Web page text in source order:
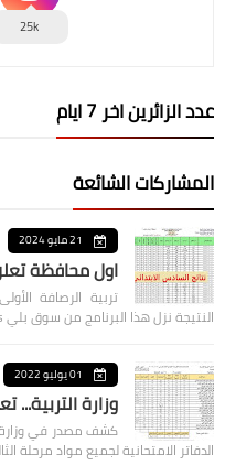
25k
عدد الزائرين اخر 7 ايام
المشاركات الشائعة
21 مايو 2024
اول محافظة
تربية الرصافة
النتيجة نزل هذا البرنامج من سوق بلي https://play.google.com/s…
01 يوليو 2022
وزارة التربية...
كشف مصدر في وزارة
الدفاتر الامتحانية لجميع مواد مرحلة